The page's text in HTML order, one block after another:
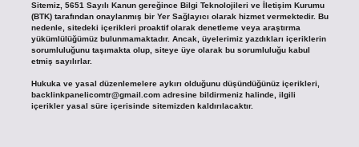
Sitemiz, 5651 Sayılı Kanun gereğince Bilgi Teknolojileri ve İletişim Kurumu
(BTK) tarafından onaylanmış bir Yer Sağlayıcı olarak hizmet vermektedir. Bu
nedenle, sitedeki içerikleri proaktif olarak denetleme veya araştırma
yükümlülüğümüz bulunmamaktadır. Ancak, üyelerimiz yazdıkları içeriklerin
sorumluluğunu taşımakta olup, siteye üye olarak bu sorumluluğu kabul
etmiş sayılırlar.
Hukuka ve yasal düzenlemelere aykırı olduğunu düşündüğünüz içerikleri,
backlinkpanelicomtr@gmail.comadresine bildirmeniz halinde, ilgili
içerikler yasal süre içerisinde sitemizden kaldırılacaktır.